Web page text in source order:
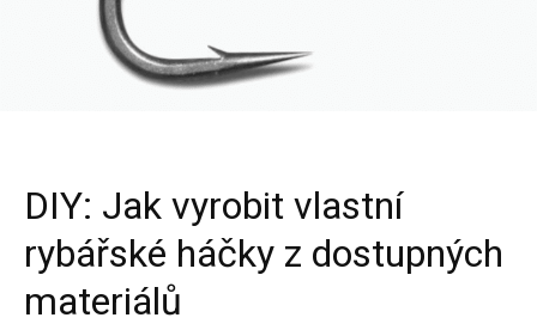
DIY: Jak vyrobit vlastní
rybářské háčky z dostupných
materiálů